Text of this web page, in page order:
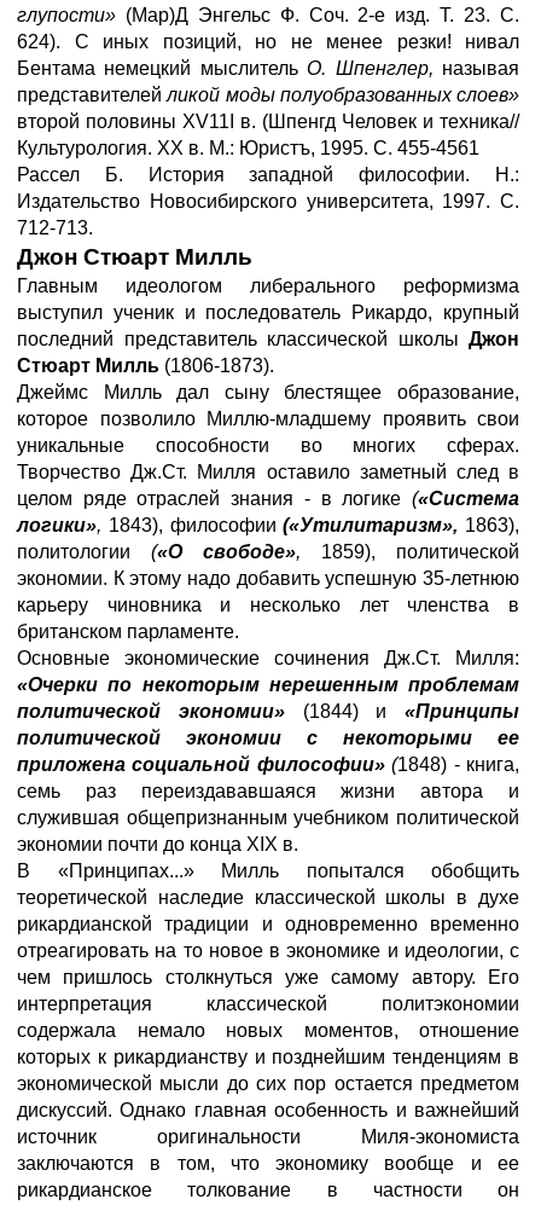
глупости» (Мар)Д Энгельс Ф. Соч. 2-е изд. Т. 23. С.
624). С иных позиций, но не менее резки! нивал
Бентама немецкий мыслительО. Шпенглер, называя
представителейликой моды полуобразованных слоев»
второй половины XV11I в. (Шпенгд Человек и техника//
Культурология. XX в. М.: Юристъ, 1995. С. 455-4561
Рассел Б. История западной философии. Н.:
Издательство Новосибирского университета, 1997. С.
712-713.
Джон Стюарт Милль
Главным идеологом либерального реформизма
выступил ученик и последователь Рикардо, крупный
последний представитель классической школы Джон
Стюарт Милль (1806-1873).
Джеймс Милль дал сыну блестящее образование,
которое позволило Миллю-младшему проявить свои
уникальные способности во многих сферах.
Творчество Дж.Ст. Милля оставило заметный след в
целом ряде отраслей знания - в логике («Система
логики», 1843), философии(«Утилитаризм», 1863),
политологии («О свободе», 1859), политической
экономии. К этому надо добавить успешную 35-летнюю
карьеру чиновника и несколько лет членства в
британском парламенте.
Основные экономические сочинения Дж.Ст. Милля:
«Очерки по некоторым нерешенным проблемам
политической экономии»(1844) и «Принципы
политической экономии с некоторыми ее
приложена социальной философии»(1848) - книга,
семь раз переиздававшаяся жизни автора и
служившая общепризнанным учебником политической
экономии почти до конца XIX в.
В «Принципах...» Милль попытался обобщить
теоретической наследие классической школы в духе
рикардианской традиции и одновременно временно
отреагировать на то новое в экономике и идеологии, с
чем пришлось столкнуться уже самому автору. Его
интерпретация классической политэкономии
содержала немало новых моментов, отношение
которых к рикардианству и позднейшим тенденциям в
экономической мысли до сих пор остается предметом
дискуссий. Однако главная особенность и важнейший
источник оригинальности Миля-экономиста
заключаются в том, что экономику вообще и ee
рикардианское толкование в частности он